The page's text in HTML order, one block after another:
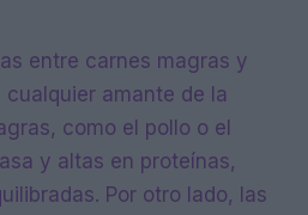
entre carnes magras y
amante de la
como el pollo o el
y altas en proteínas,
Por otro lado, las